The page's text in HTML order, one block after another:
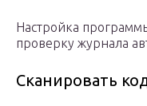
Настройка
проверку журнала
Сканировать